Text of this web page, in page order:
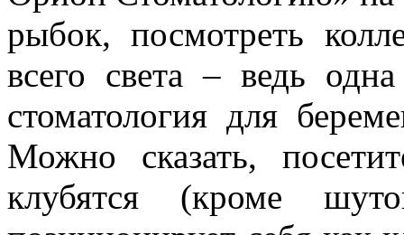
рыбок, посмотреть
всего света – ведь
стоматология для
Можно сказать,
клубятся (кроме